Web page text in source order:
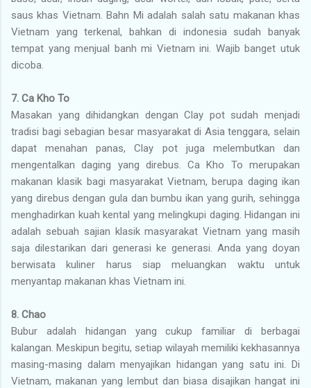
saus khas Vietnam.Bahn Mi adalah salah satu makanan khas
Vietnam yang terkenal, bahkan di indonesia sudah banyak
tempat yang menjual banh mi Vietnam ini. Wajib banget utuk
dicoba.
7. Ca Kho To
Masakan yang dihidangkan dengan Clay pot sudah menjadi
tradisi bagi sebagian besar masyarakat di Asia tenggara, selain
dapat menahan panas, Clay pot juga melembutkan dan
mengentalkan daging yang direbus. Ca Kho To merupakan
makanan klasik bagi masyarakat Vietnam, berupa daging ikan
yang direbus dengan gula dan bumbu ikan yang gurih, sehingga
menghadirkan kuah kental yang melingkupi daging. Hidangan ini
adalah sebuah sajian klasik masyarakat Vietnam yang masih
saja dilestarikan dari generasi ke generasi. Anda yang doyan
berwisata kuliner harus siap meluangkan waktu untuk
menyantap makanan khas Vietnam ini.
8. Chao
Bubur adalah hidangan yang cukup familiar di berbagai
kalangan. Meskipun begitu, setiap wilayah memiliki kekhasannya
masing-masing dalam menyajikan hidangan yang satu ini. Di
Vietnam, makanan yang lembut dan biasa disajikan hangat ini